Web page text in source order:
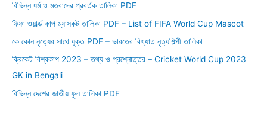
বিভিন্ন ধর্ম ও মতবাদের প্রবর্তক তালিকা PDF
ফিফা ওয়ার্ল্ড কাপ ম্যাসকট তালিকা PDF – List of FIFA World Cup Mascot
কে কোন নৃত্যের সাথে যুক্ত PDF – ভারতের বিখ্যাত নৃত্যশিল্পী তালিকা
ক্রিকেট বিশ্বকাপ 2023 – তথ্য ও প্রশ্নোত্তর – Cricket World Cup 2023
GK in Bengali
বিভিন্ন দেশের জাতীয় ফুল তালিকা PDF